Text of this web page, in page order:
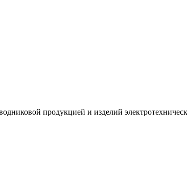
продукцией и изделий